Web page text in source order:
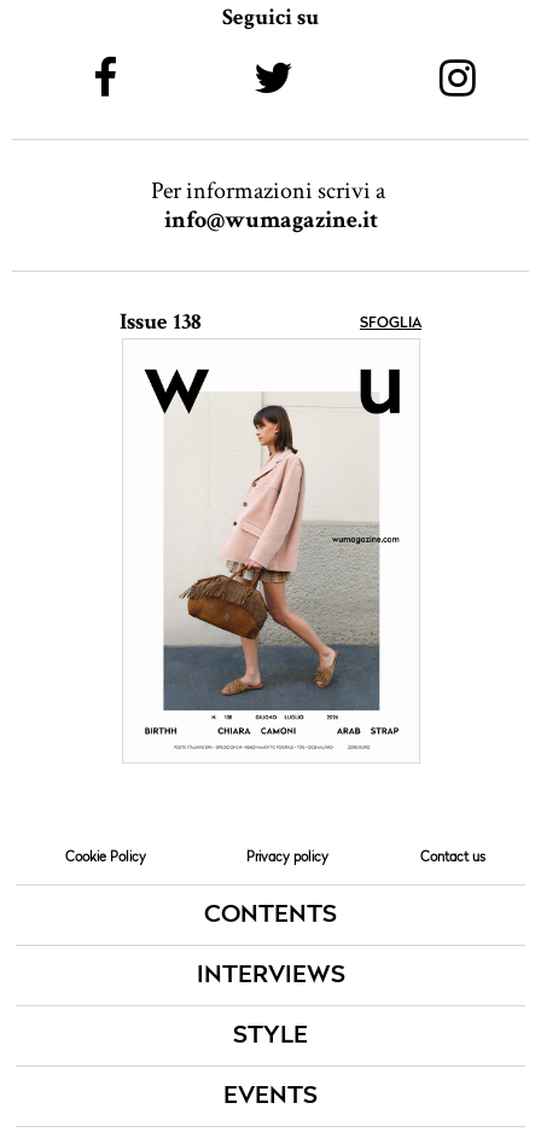
Seguici su
Per informazioni scrivi a
info@wumagazine.it
Issue 138 SFOGLIA
Cookie Policy Privacy policy Contact us
CONTENTS
INTERVIEWS
STYLE
EVENTS